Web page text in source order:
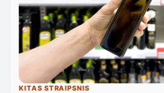
KITAS STRAIPSNIS